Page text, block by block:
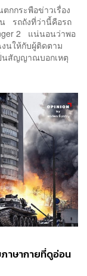
กกระพือข่าวเรื่อง
น รถถังที่ว่านี้คือรถ
2 แน่นอนว่าพอ
นให้กับผู้ติดตาม
นสัญญาณบอกเหตุ
ภาษากายที่ดูอ่อน